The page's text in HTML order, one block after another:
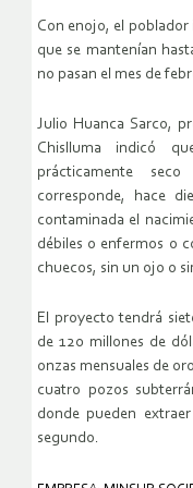
Con enojo, el poblador
que se mantenían
no pasan el mes de
Julio Huanca Sarco,
Chislluma indicó
prácticamente
corresponde, hace
contaminada el
débiles o enfermos o
chuecos, sin un ojo o
El proyecto tendrá
de 120 millones de
onzas mensuales de
cuatro pozos
donde pueden
segundo.